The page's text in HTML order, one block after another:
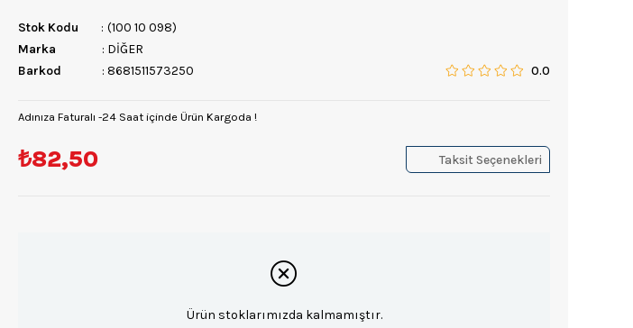
Stok Kodu
(100 10 098)
Marka
: DİĞER
Barkod
: 8681511573250 0.0
Adınıza Faturalı -24 Saat içinde Ürün Kargoda !
₺82,50 Taksit Seçenekleri
Ürün stoklarımızda kalmamıştır.